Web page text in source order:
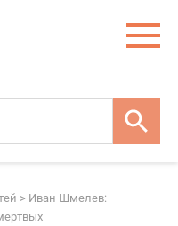
> Иван Шмелев: